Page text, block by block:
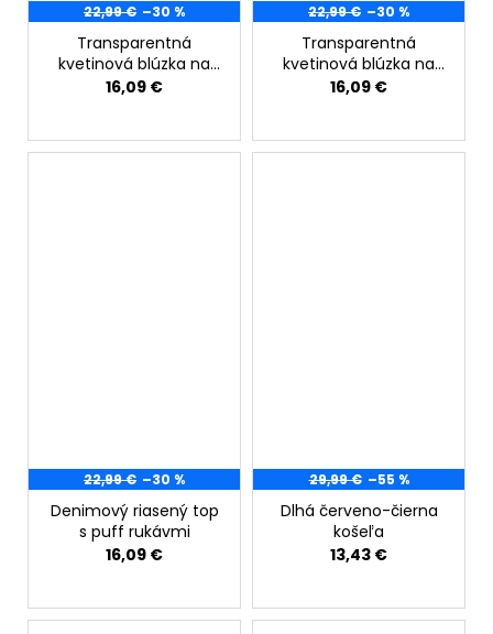
22,99 € –30 %
Transparentná
kvetinová blúzka na
gombíky
16,09 €
22,99 € –30 %
Transparentná
kvetinová blúzka na
gombíky ružová
16,09 €
22,99 € –30 %
Denimový riasený top
s puff rukávmi
16,09 €
29,99 € –55 %
Dlhá červeno-čierna
košeľa
13,43 €